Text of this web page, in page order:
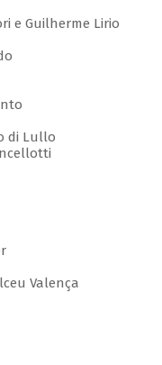
e Guilherme Lirio
di Lullo
Valença